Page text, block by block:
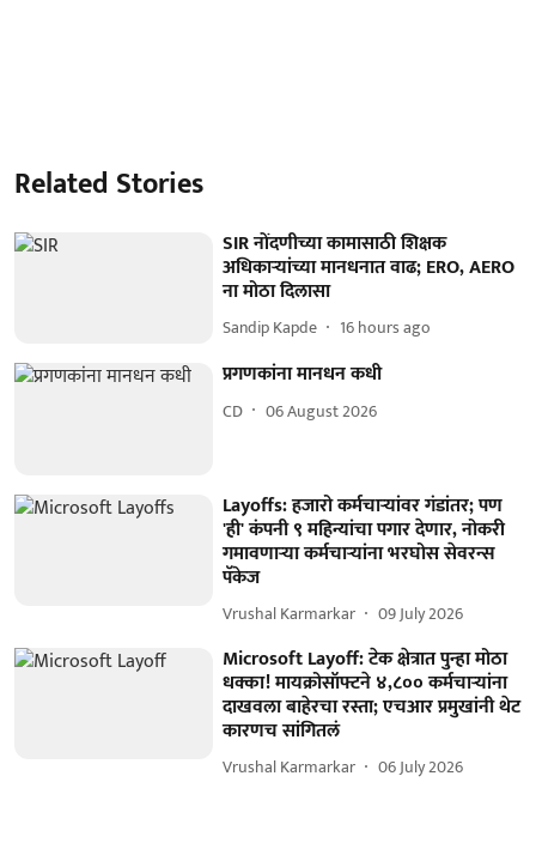
Related Stories
SIR नोंदणीच्या कामासाठी शिक्षक
अधिकाऱ्यांच्या मानधनात वाढ; ERO, AERO
ना मोठा दिलासा
Sandip Kapde 16 hours ago
प्रगणकांना मानधन कधी
CD 06 August 2026
Layoffs: हजारो कर्मचाऱ्यांवर गंडांतर; पण
'ही' कंपनी ९ महिन्यांचा पगार देणार, नोकरी
गमावणाऱ्या कर्मचाऱ्यांना भरघोस सेवरन्स
पॅकेज
Vrushal Karmarkar 09 July 2026
Microsoft Layoff: टेक क्षेत्रात पुन्हा मोठा
धक्का! मायक्रोसॉफ्टने ४,८०० कर्मचाऱ्यांना
दाखवला बाहेरचा रस्ता; एचआर प्रमुखांनी थेट
कारणच सांगितलं
Vrushal Karmarkar 06 July 2026